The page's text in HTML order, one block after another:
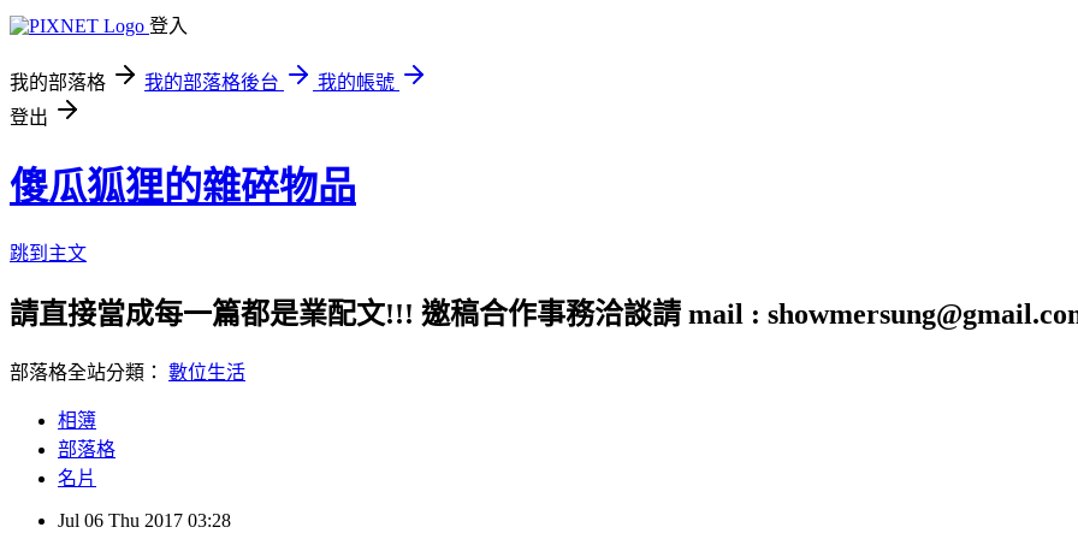
登入
我的部落格 我的部落格後台
我的帳號
登出
傻瓜狐狸的雜碎物品
跳到主文
請直接當成每一篇都是業配文!!! 邀稿合作事務洽談請 mail :
部落格全站分類： 數位生活
相簿
部落格
名片
Jul 06 Thu 2017 03:28